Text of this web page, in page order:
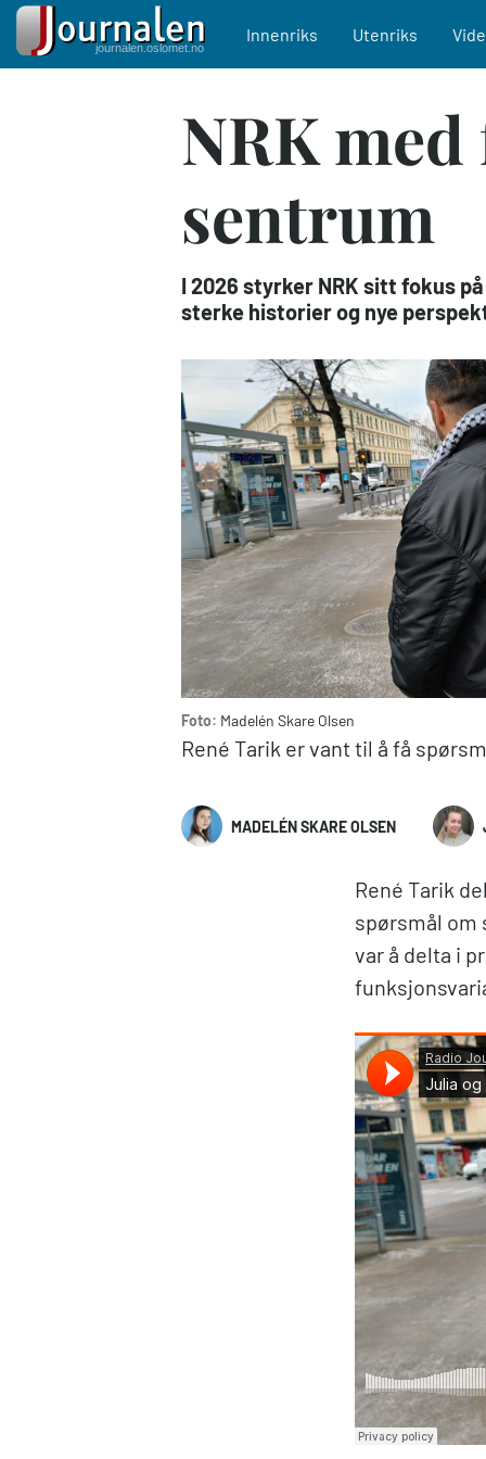
Main navigation
Innenriks Utenriks
NRK
sentrum
I 2026 styrker NRK sitt fokus
sterke historier og nye
Foto: Madelén Skare Olsen
René Tarik er vant til å få
MADELÉN SKARE OLSEN
René Tarik
spørsmål om
var å delta i